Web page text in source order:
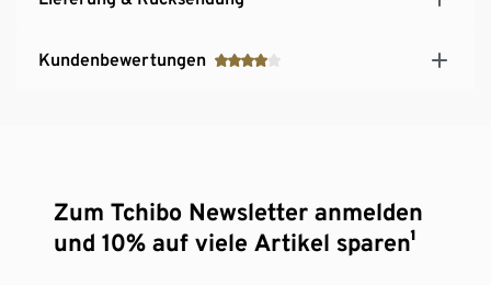
Kundenbewertungen
Zum Tchibo Newsletter anmelden
und 10% auf viele Artikel sparen¹